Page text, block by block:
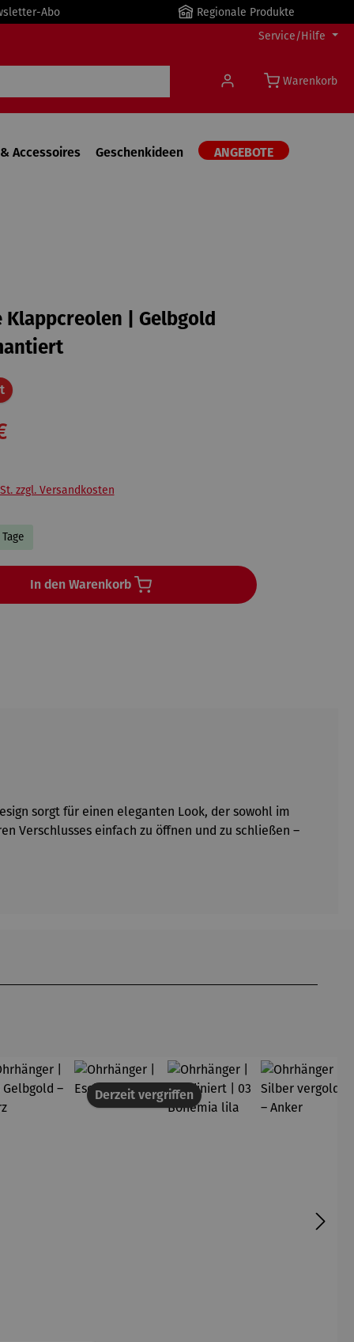
Abo
Regionale Produkte
Service/Hilfe
Warenkorb
Accessoires Geschenkideen ANGEBOTE
Klappcreolen | Gelbgold
Rabatt
zzgl. Versandkosten
In den Warenkorb
sorgt für einen eleganten Look, der sowohl im
Verschlusses einfach zu öffnen und zu schließen –
Derzeit vergriffen